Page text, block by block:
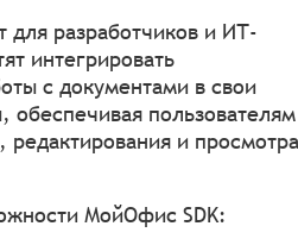
для разработчиков и ИТ-
интегрировать
с документами в свои
пользователям
редактирования и просмотра
МойОфис SDK: